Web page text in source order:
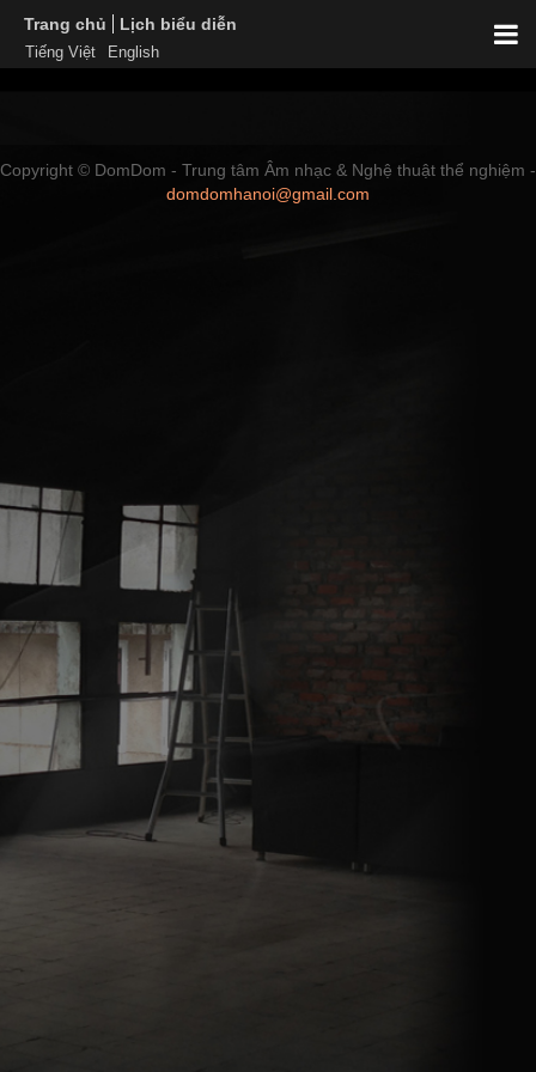
Trang chủ Lịch biểu diễn
Tiếng Việt English
Copyright © DomDom - Trung tâm Âm nhạc & Nghệ thuật thể nghiệm -
domdomhanoi@gmail.com